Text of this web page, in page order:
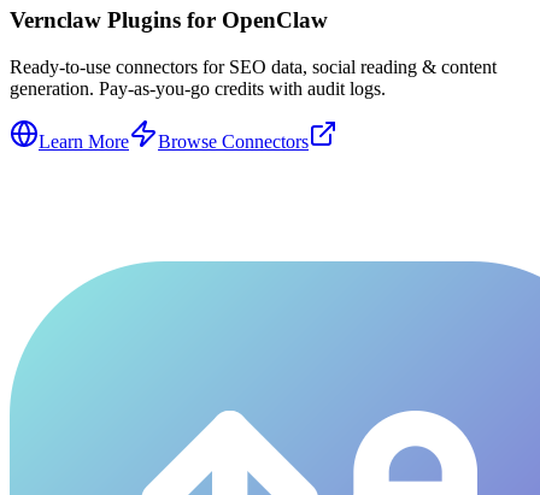
Vernclaw Plugins for OpenClaw
Ready-to-use connectors for SEO data, social reading & content
generation. Pay-as-you-go credits with audit logs.
Learn More Browse Connectors